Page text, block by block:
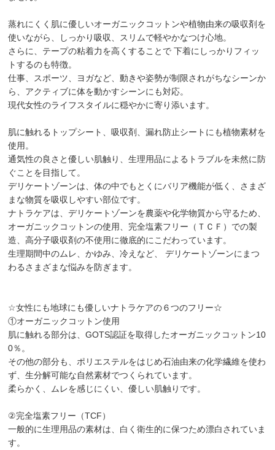
蒸れにくく肌に優しいオーガニックコットンや植物由来の吸収剤を
使いながら、しっかり吸収、スリムで軽やかなつけ心地。
さらに、テープの粘着力を高くすることで 下着にしっかりフィッ
トするのも特徴。
仕事、スポーツ、ヨガなど、動きや姿勢が制限されがちなシーンか
ら、アクティブに体を動かすシーンにも対応。
現代女性のライフスタイルに穏やかに寄り添います。
肌に触れるトップシート、吸収剤、漏れ防止シートにも植物素材を
使用。
通気性の良さと優しい肌触り、生理用品によるトラブルを未然に防
ぐことを目指して。
デリケートゾーンは、体の中でもとくにバリア機能が低く、さまざ
まな物質を吸収しやすい部位です。
ナトラケアは、デリケートゾーンを農薬や化学物質から守るため、
オーガニックコットンの使用、完全塩素フリー（ＴＣＦ）での製
造、高分子吸収剤の不使用に徹底的にこだわっています。
生理期間中のムレ、かゆみ、冷えなど、 デリケートゾーンにまつ
わるさまざまな悩みを防ぎます。
☆女性にも地球にも優しいナトラケアの６つのフリー☆
①オーガニックコットン使用
肌に触れる部分は、GOTS認証を取得したオーガニックコットン10
0％。
その他の部分も、ポリエステルをはじめ石油由来の化学繊維を使わ
ず、生分解可能な自然素材でつくられています。
柔らかく、ムレを感じにくい、優しい肌触りです。
②完全塩素フリー（TCF）
一般的に生理用品の素材は、白く衛生的に保つため漂白されていま
す。